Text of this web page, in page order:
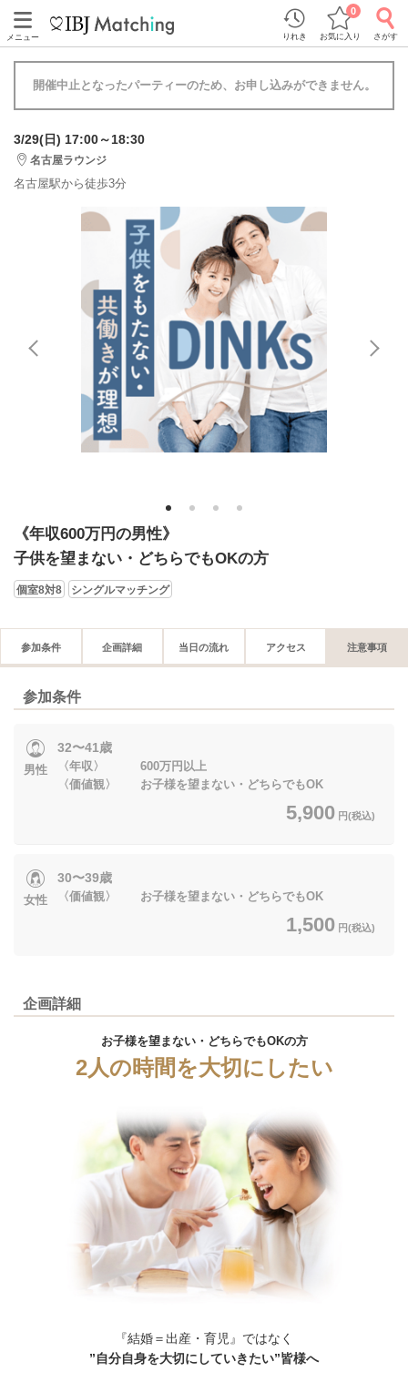
メニュー りれき お気に入り
0
さがす
開催中止となったパーティーのため、お申し込みができません。
3/29(日) 17:00～18:30
名古屋ラウンジ
名古屋駅から徒歩3分
1 2 3 4
《年収600万円の男性》
子供を望まない・どちらでもOKの方
個室8対8 シングルマッチング
参加条件 企画詳細 当日の流れ アクセス 注意事項
参加条件
男性
32〜41歳
〈年収〉 600万円以上
〈価値観〉 お子様を望まない・どちらでもOK
5,900 円(税込)
女性
30〜39歳
〈価値観〉 お子様を望まない・どちらでもOK
1,500 円(税込)
企画詳細
お子様を望まない・どちらでもOKの方
2人の時間を大切にしたい
『結婚＝出産・育児』ではなく
”自分自身を大切にしていきたい”皆様へ